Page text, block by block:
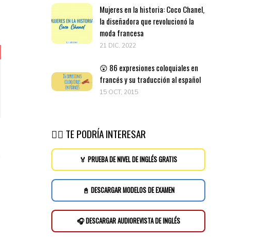
Mujeres en la historia: Coco Chanel,
la diseñadora que revolucionó la
moda francesa
21 DIC, 2022
😲 86 expresiones coloquiales en
francés y su traducción al español
15 OCT, 2015
👉🏽 TE PODRÍA INTERESAR
🏅 PRUEBA DE NIVEL DE INGLÉS GRATIS
📓 DESCARGAR MODELOS DE EXAMEN
🎧 DESCARGAR AUDIOREVISTA DE INGLÉS